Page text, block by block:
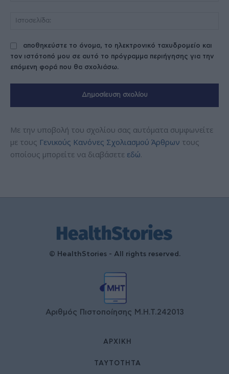
αποθηκεύστε το όνομα, το ηλεκτρονικό ταχυδρομείο και
τον ιστότοπό μου σε αυτό το πρόγραμμα περιήγησης για την
επόμενη φορά που θα σχολιάσω.
Με την υποβολή του σχολίου σας αυτόματα συμφωνείτε
με τους Γενικούς Κανόνες Σχολιασμού Άρθρων τους
οποίους μπορείτε να διαβάσετε εδώ.
© HealthStories - All rights reserved.
Αριθμός Πιστοποίησης Μ.Η.Τ.242013
ΑΡΧΙΚΉ
ΤΑΥΤΌΤΗΤΑ